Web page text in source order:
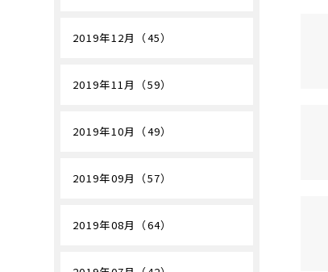
2019年12月（45）
2019年11月（59）
2019年10月（49）
2019年09月（57）
2019年08月（64）